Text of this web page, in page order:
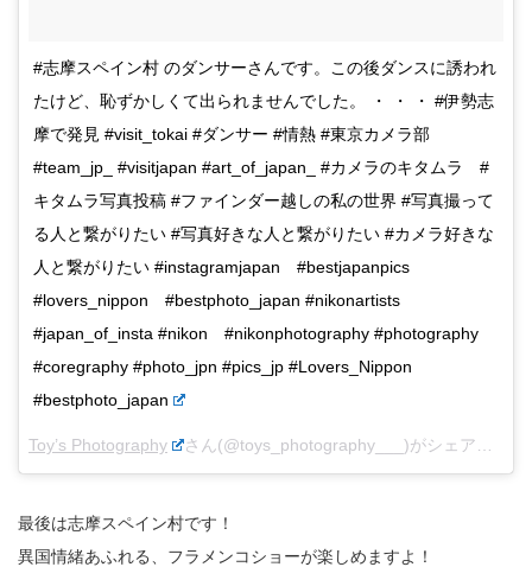
#志摩スペイン村 のダンサーさんです。この後ダンスに誘われ
たけど、恥ずかしくて出られませんでした。 ・ ・ ・ #伊勢志
摩で発見 #visit_tokai #ダンサー #情熱 #東京カメラ部
#team_jp_ #visitjapan #art_of_japan_ #カメラのキタムラ #
キタムラ写真投稿 #ファインダー越しの私の世界 #写真撮って
る人と繋がりたい #写真好きな人と繋がりたい #カメラ好きな
人と繋がりたい #instagramjapan #bestjapanpics
#lovers_nippon #bestphoto_japan #nikonartists
#japan_of_insta #nikon #nikonphotography #photography
#coregraphy #photo_jpn #pics_jp #Lovers_Nippon
#bestphoto_japan
Toy’s Photography さん(@toys_photography___)がシェアした投稿 –
最後は志摩スペイン村です！
異国情緒あふれる、フラメンコショーが楽しめますよ！